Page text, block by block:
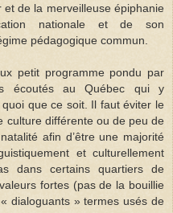
de la merveilleuse épiphanie
nationale et de son
pédagogique commun.
petit programme pondu par
écoutés au Québec qui y
que ce soit. Il faut éviter le
culture différente ou de peu de
afin d’être une majorité
et culturellement
dans certains quartiers de
fortes (pas de la bouillie
dialoguants » termes usés de